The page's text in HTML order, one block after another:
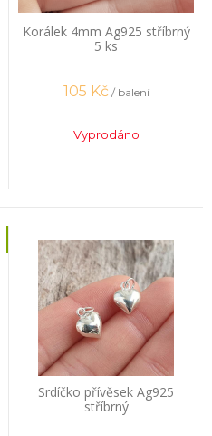
Korálek 4mm Ag925 stříbrný
5 ks
105 Kč / balení
Vyprodáno
Srdíčko přívěsek Ag925
stříbrný